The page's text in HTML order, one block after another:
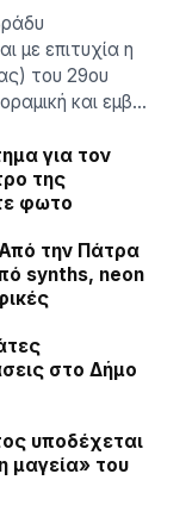
με επιτυχία η
του 29ου
και εμβ…
για τον
της
φωτο
την Πάτρα
synths, neon
στο Δήμο
υποδέχεται
μαγεία» του